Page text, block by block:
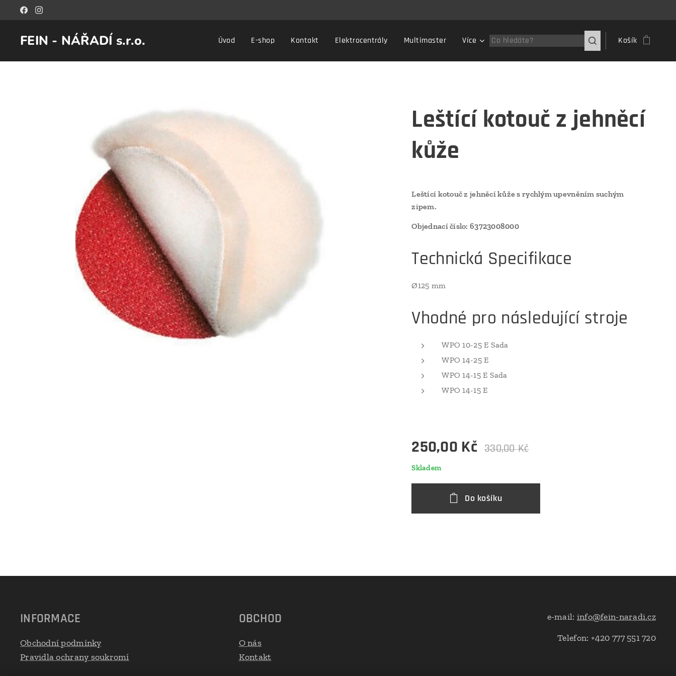
FEIN - NÁŘADÍ s.r.o. Úvod E-shop Kontakt Elektrocentrály Multimaster Více Košík
Leštící kotouč z jehněcí
kůže
Leštící kotouč z jehněcí kůže s rychlým upevněním suchým
zipem.
Objednací číslo: 63723008000
Technická Specifikace
Ø125 mm
Vhodné pro následující stroje
WPO 10-25 E Sada
WPO 14-25 E
WPO 14-15 E Sada
WPO 14-15 E
250,00 Kč 330,00Kč
Skladem
Do košíku
INFORMACE
Obchodní podmínky
Pravidla ochrany soukromí
OBCHOD
O nás
Kontakt
e-mail: info@fein-naradi.cz
Telefon: +420 777 551 720